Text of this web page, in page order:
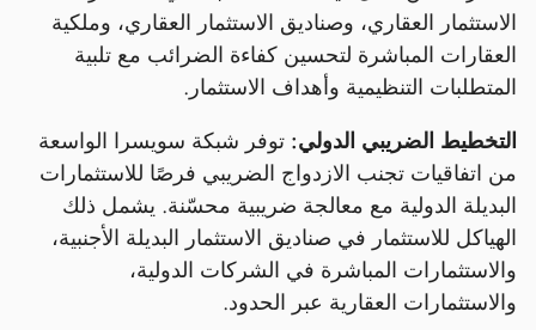
الاستثمار العقاري، وصناديق الاستثمار العقاري، وملكية
العقارات المباشرة لتحسين كفاءة الضرائب مع تلبية
المتطلبات التنظيمية وأهداف الاستثمار.
التخطيط الضريبي الدولي: توفر شبكة سويسرا الواسعة
من اتفاقيات تجنب الازدواج الضريبي فرصًا للاستثمارات
البديلة الدولية مع معالجة ضريبية محسّنة. يشمل ذلك
الهياكل للاستثمار في صناديق الاستثمار البديلة الأجنبية،
والاستثمارات المباشرة في الشركات الدولية،
والاستثمارات العقارية عبر الحدود.